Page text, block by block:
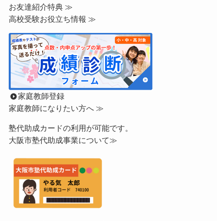
お友達紹介特典 ≫
高校受験お役立ち情報 ≫
家庭教師登録
家庭教師になりたい方へ ≫
塾代助成カードの利用が可能です。
大阪市塾代助成事業について≫